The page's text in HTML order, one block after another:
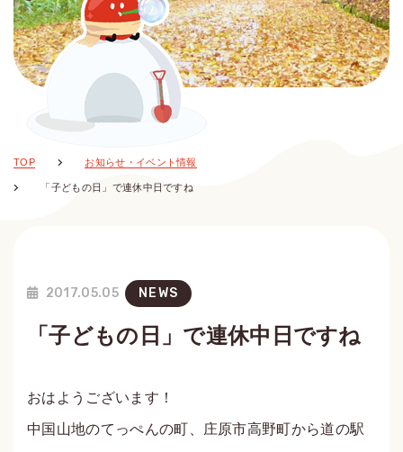
TOP お知らせ・イベント情報
「子どもの日」で連休中日ですね
2017.05.05 NEWS
「子どもの日」で連休中日ですね
おはようございます！
中国山地のてっぺんの町、庄原市高野町から道の駅